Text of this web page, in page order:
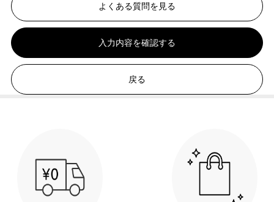
よくある質問を見る
入力内容を確認する
戻る